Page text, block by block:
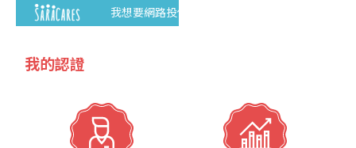
我想要網路投保
我的認證